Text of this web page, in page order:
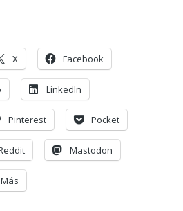
X Facebook
LinkedIn
Pinterest Pocket
Mastodon
Más